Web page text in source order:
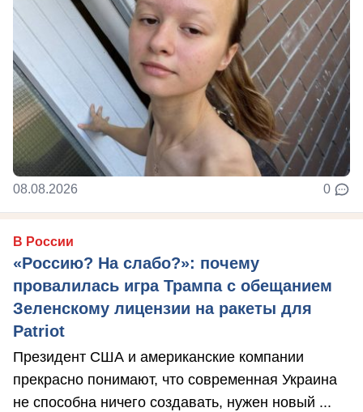
08.08.2026 0
В России
«Россию? На слабо?»: почему
провалилась игра Трампа с обещанием
Зеленскому лицензии на ракеты для
Patriot
Президент США и американские компании
прекрасно понимают, что современная Украина
не способна ничего создавать, нужен новый ...